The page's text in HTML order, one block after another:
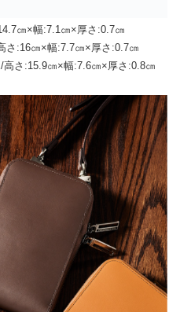
㎝×幅:7.1㎝×厚さ:0.7㎝
さ:16㎝×幅:7.7㎝×厚さ:0.7㎝
高さ:15.9㎝×幅:7.6㎝×厚さ:0.8㎝